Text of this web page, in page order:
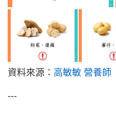
資料來源： 高敏敏 營養師
---